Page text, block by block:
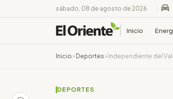
sábado, 08 de agosto de 2026
Inicio
Inicio › Deportes › Independiente del
DEPORTES